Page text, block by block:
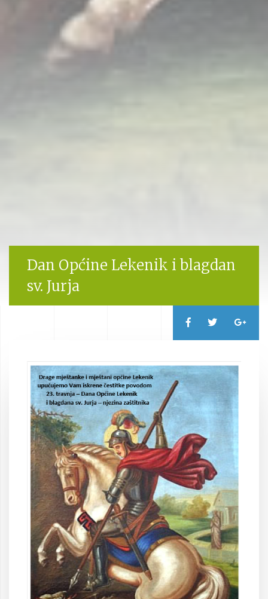
Dan Općine Lekenik i blagdan
sv. Jurja